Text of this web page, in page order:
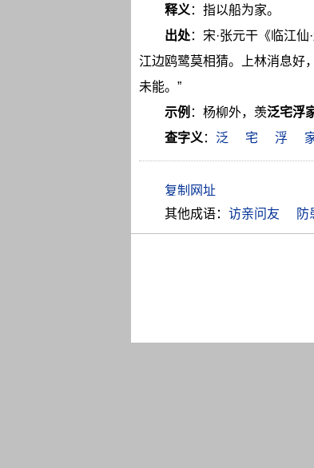
释义 ：指以船为家。
出处：宋·张元干《临江
江边鸥鹭莫相猜。上林消息好
未能。”
示例 ：杨柳外，羡泛宅浮
查字义 ： 泛 宅 浮
其他成语： 访亲问友 防